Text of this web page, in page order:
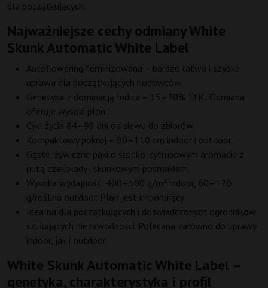
dla początkujących.
Najważniejsze cechy odmiany White
Skunk Automatic White Label
Autoflowering feminizowana – bardzo łatwa i szybka
uprawa dla początkujących hodowców.
Genetyka z dominacją Indica – 15–20% THC. Odmiana
oferuje wysoki plon.
Cykl życia 84–98 dni od siewu do zbiorów.
Kompaktowy pokrój – 80–110 cm indoor i outdoor.
Gęste, żywiczne pąki o słodko-cytrusowym aromacie z
nutą czekolady i skunkowym posmakiem.
Wysoka wydajność: 400–500 g/m² indoor, 60–120
g/roślina outdoor. Plon jest imponujący.
Idealna dla początkujących i doświadczonych ogrodników
szukających niezawodności. Polecana zarówno do uprawy
indoor, jak i outdoor.
White Skunk Automatic White Label –
genetyka, charakterystyka i profil